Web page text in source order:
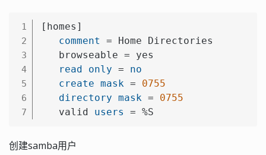
1
2
3
4
5
6
7
[homes]
comment
= Home Directories
   browseable = yes
read
only = no
create mask = 0755
directory mask = 0755
   valid
users = %S
创建samba用户